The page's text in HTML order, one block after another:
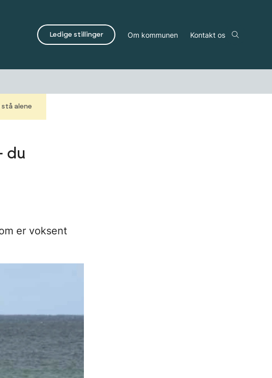
Ledige stillinger Om kommunen Kontakt os
alene
du
er voksent